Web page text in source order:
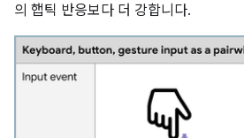
의 햅틱 반응보다 더 강합니다.